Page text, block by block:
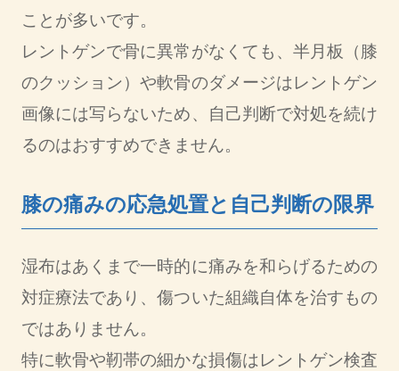
ことが多いです。
レントゲンで骨に異常がなくても、半月板（膝
のクッション）や軟骨のダメージはレントゲン
画像には写らないため、自己判断で対処を続け
るのはおすすめできません。
膝の痛みの応急処置と自己判断の限界
湿布はあくまで一時的に痛みを和らげるための
対症療法であり、傷ついた組織自体を治すもの
ではありません。
特に軟骨や靭帯の細かな損傷はレントゲン検査